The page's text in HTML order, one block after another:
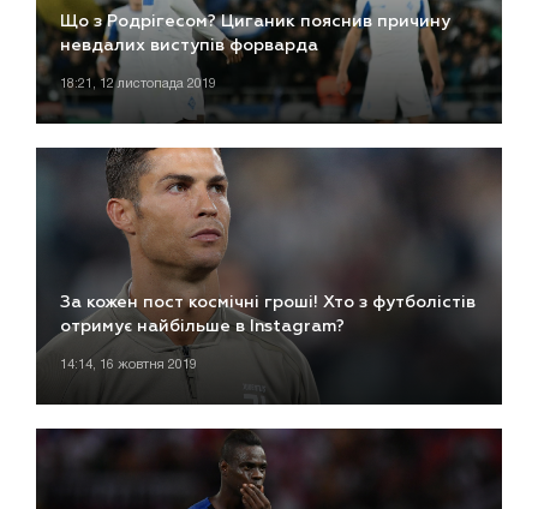
Що з Родрігесом? Циганик пояснив причину
невдалих виступів форварда
18:21, 12 листопада 2019
За кожен пост космічні гроші! Хто з футболістів
отримує найбільше в Instagram?
14:14, 16 жовтня 2019